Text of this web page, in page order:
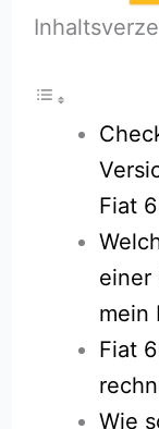
Fiat
einer
mein
Fiat
Wie